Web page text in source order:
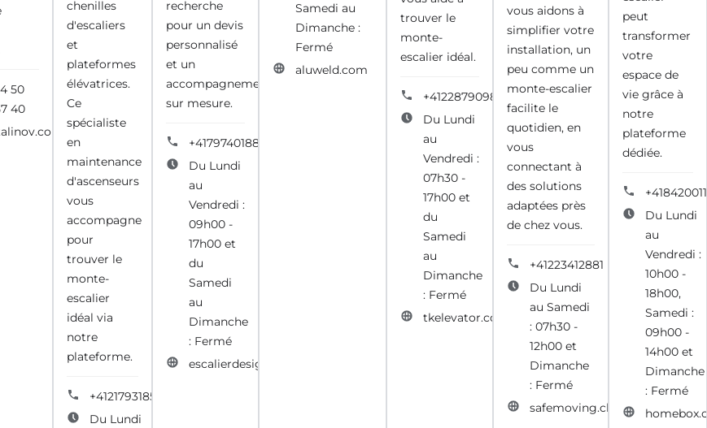
50
40
chenilles
d'escaliers
et
plateformes
élévatrices.
Ce
spécialiste
en
maintenance
d'ascenseurs
vous
accompagne
pour
trouver le
monte-
escalier
idéal via
notre
plateforme.
+41217931856
Du Lundi
recherche
pour un devis
personnalisé
et un
accompagnement
sur mesure.
+41797401888
Du Lundi
au
Vendredi :
09h00 -
17h00 et
du
Samedi
au
Dimanche
: Fermé
escalierdesign.ch
Samedi au
Dimanche :
Fermé
aluweld.com
trouver le
monte-
escalier idéal.
+41228790980
Du Lundi
au
Vendredi :
07h30 -
17h00 et
du
Samedi
au
Dimanche
: Fermé
tkelevator.com
vous aidons à
simplifier votre
installation, un
peu comme un
monte-escalier
facilite le
quotidien, en
vous
connectant à
des solutions
adaptées près
de chez vous.
+41223412881
Du Lundi
au Samedi
: 07h30 -
12h00 et
Dimanche
: Fermé
safemoving.ch
peut
transformer
votre
espace de
vie grâce à
notre
plateforme
dédiée.
Du Lundi
au
Vendredi :
10h00 -
18h00,
Samedi :
09h00 -
14h00 et
Dimanche
: Fermé